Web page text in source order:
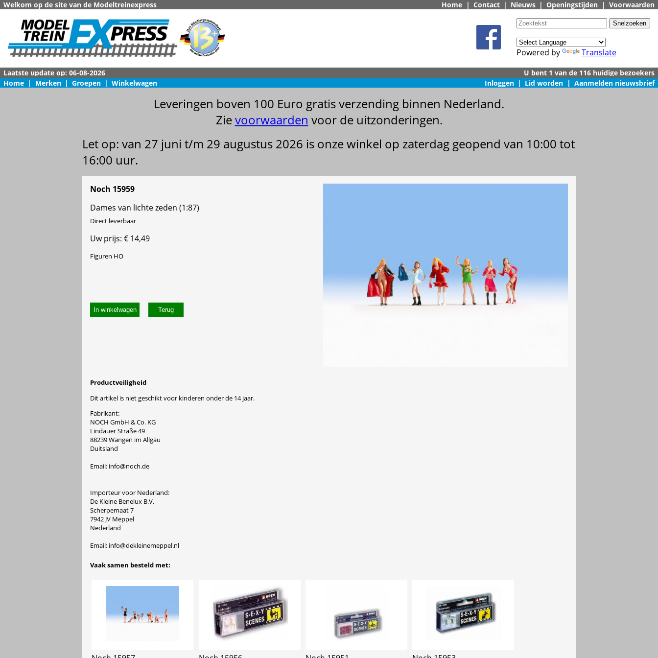
Welkom op de site van de Modeltreinexpress Home | Contact | Nieuws | Openingstijden | Voorwaarden
Powered by Translate
Home | Merken | Groepen | Winkelwagen Inloggen | Lid worden | Aanmelden nieuwsbrief
Leveringen boven 100 Euro gratis verzending binnen Nederland.
Zievoorwaarden voor de uitzonderingen.
Let op: van 27 juni t/m 29 augustus 2026 is onze winkel op zaterdag geopend van 10:00 tot
16:00 uur.
Noch 15959
Dames van lichte zeden (1:87)
Direct leverbaar
Uw prijs: € 14,49
Figuren HO
In winkelwagen
Productveiligheid
Dit artikel is niet geschikt voor kinderen onder de 14 jaar.
Fabrikant:
NOCH GmbH & Co. KG
Lindauer Straße 49
88239 Wangen im Allgäu
Duitsland
Email: info@noch.de
Importeur voor Nederland:
De Kleine Benelux B.V.
Scherpemaat 7
7942 JV Meppel
Nederland
Email: info@dekleinemeppel.nl
Vaak samen besteld met: